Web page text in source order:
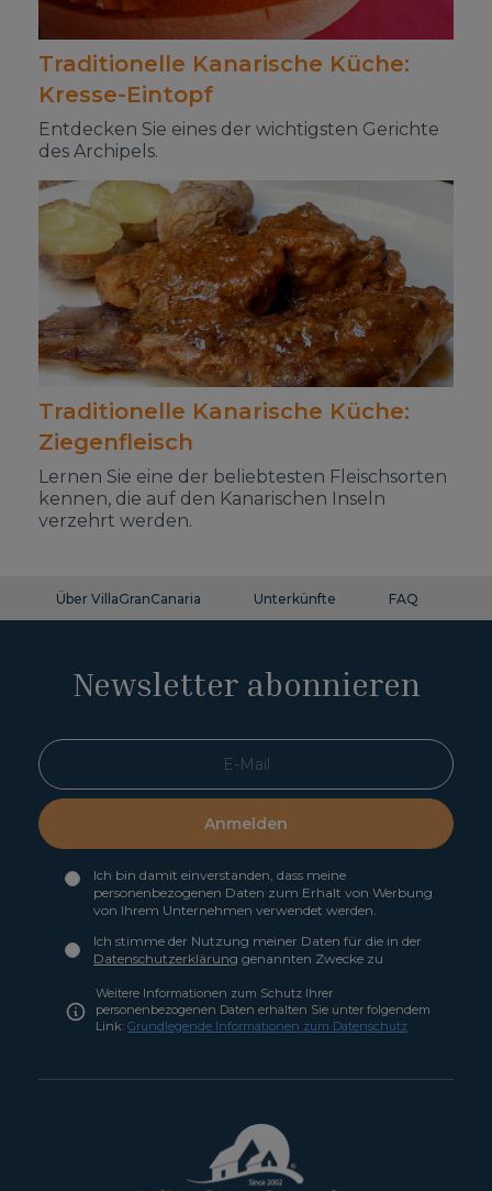
Traditionelle Kanarische Küche:
Kresse-Eintopf
Entdecken Sie eines der wichtigsten Gerichte
des Archipels.
Traditionelle Kanarische Küche:
Ziegenfleisch
Lernen Sie eine der beliebtesten Fleischsorten
kennen, die auf den Kanarischen Inseln
verzehrt werden.
Über VillaGranCanaria Unterkünfte FAQ
Newsletter abonnieren
Anmelden
Ich bin damit einverstanden, dass meine
personenbezogenen Daten zum Erhalt von Werbung
von Ihrem Unternehmen verwendet werden.
Ich stimme der Nutzung meiner Daten für die in der
Datenschutzerklärung genannten Zwecke zu
Weitere Informationen zum Schutz Ihrer
personenbezogenen Daten erhalten Sie unter folgendem
Link:Grundlegende Informationen zum Datenschutz